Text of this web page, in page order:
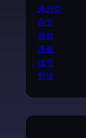
未分类
杂文
游戏
漫画
读书
野球